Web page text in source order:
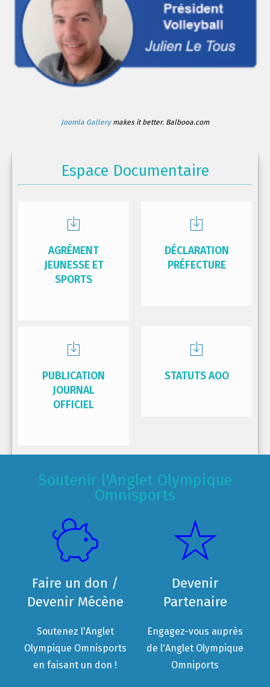
Joomla Gallerymakes it better. Balbooa.com
Espace Documentaire
AGRÉMENT
JEUNESSE ET
SPORTS
DÉCLARATION
PRÉFECTURE
PUBLICATION
JOURNAL
OFFICIEL
STATUTS AOO
Soutenir l'Anglet Olympique
Omnisports
Faire un don /
Devenir Mécène
Soutenez l'Anglet
Olympique Omnisports
en faisant un don !
Devenir
Partenaire
Engagez-vous auprès
de l'Anglet Olympique
Omniports